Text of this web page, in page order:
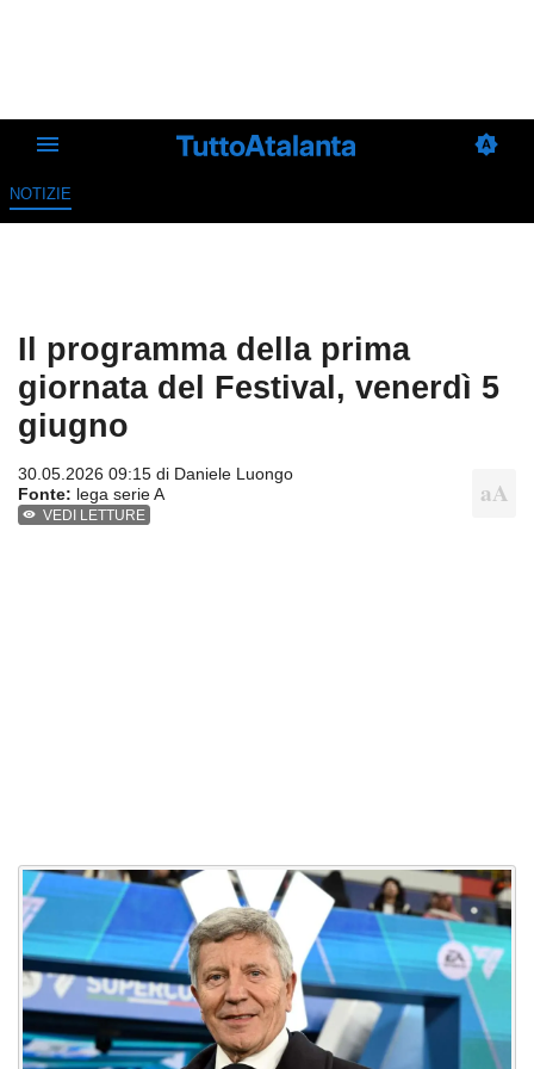
NOTIZIE
Il programma della prima
giornata del Festival, venerdì 5
giugno
30.05.2026 09:15 di Daniele Luongo
Fonte: lega serie A
VEDI LETTURE